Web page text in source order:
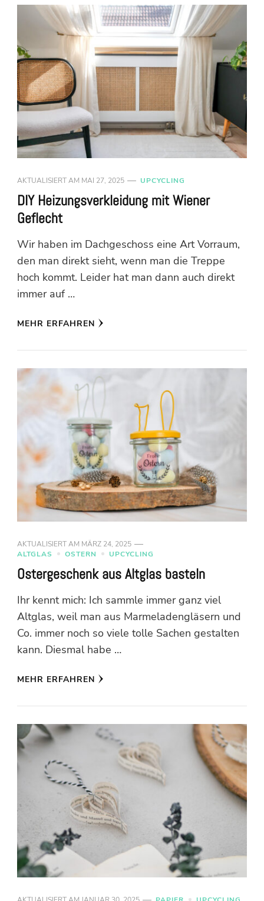
AKTUALISIERT AM MAI 27, 2025 UPCYCLING
DIY Heizungsverkleidung mit Wiener
Geflecht
Wir haben im Dachgeschoss eine Art Vorraum,
den man direkt sieht, wenn man die Treppe
hoch kommt. Leider hat man dann auch direkt
immer auf …
MEHR ERFAHREN
AKTUALISIERT AM MÄRZ 24, 2025
ALTGLAS
OSTERN UPCYCLING
Ostergeschenk aus Altglas basteln
Ihr kennt mich: Ich sammle immer ganz viel
Altglas, weil man aus Marmeladengläsern und
Co. immer noch so viele tolle Sachen gestalten
kann. Diesmal habe …
MEHR ERFAHREN